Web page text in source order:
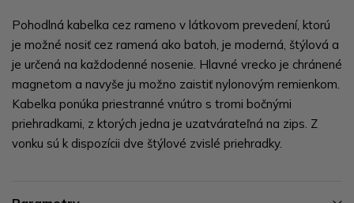
Pohodlná kabelka cez rameno v látkovom prevedení, ktorú
je možné nosiť cez ramená ako batoh, je moderná, štýlová a
je určená na každodenné nosenie. Hlavné vrecko je chránené
magnetom a navyše ju možno zaistiť nylonovým remienkom.
Kabelka ponúka priestranné vnútro s tromi bočnými
priehradkami, z ktorých jedna je uzatvárateľná na zips. Z
vonku sú k dispozícii dve štýlové zvislé priehradky.